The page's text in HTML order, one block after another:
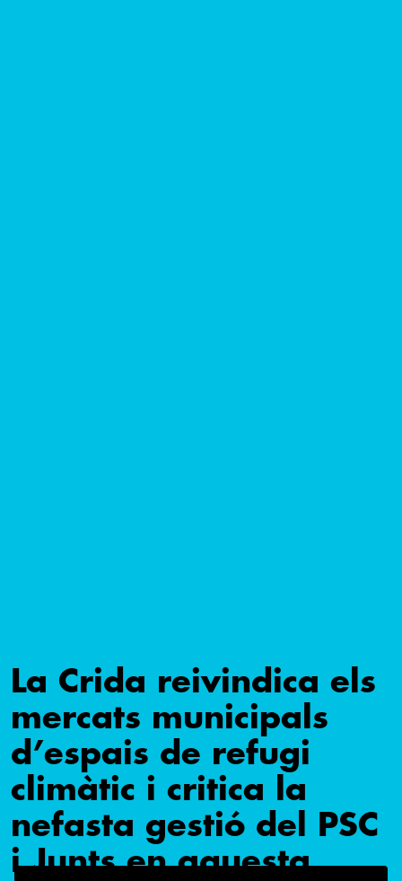
La Crida reivindica els
mercats municipals
d’espais de refugi
climàtic i critica la
nefasta gestió del PSC
i Junts en aquesta